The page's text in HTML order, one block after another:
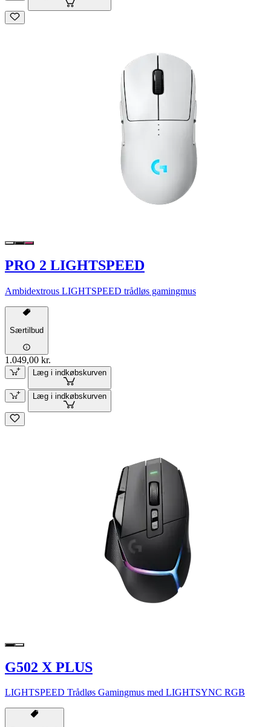
PRO 2 LIGHTSPEED
Ambidextrous LIGHTSPEED trådløs gamingmus
Særtilbud
1.049,00 kr.
Læg i indkøbskurven
Læg i indkøbskurven
G502 X PLUS
LIGHTSPEED Trådløs Gamingmus med LIGHTSYNC RGB